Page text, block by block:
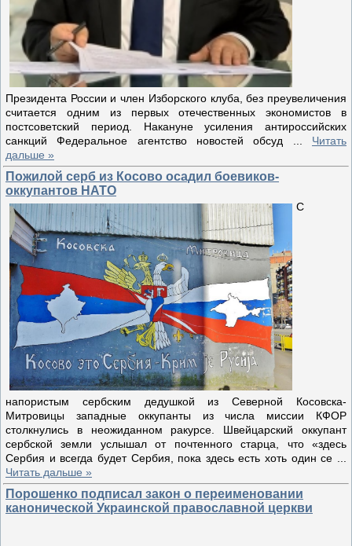
Президента России и член Изборского клуба, без преувеличения
считается одним из первых отечественных экономистов в
постсоветский период. Накануне усиления антироссийских
санкций Федеральное агентство новостей обсуд
Читать
дальше »
Пожилой серб из Косово осадил боевиков-
оккупантов НАТО
С
напористым сербским дедушкой из Северной Косовска-
Митровицы западные оккупанты из числа миссии КФОР
столкнулись в неожиданном ракурсе. Швейцарский оккупант
сербской земли услышал от почтенного старца, что «здесь
Сербия и всегда будет Сербия, пока здесь есть хоть один cе
Читать дальше »
Порошенко подписал закон о переименовании
канонической Украинской православной церкви